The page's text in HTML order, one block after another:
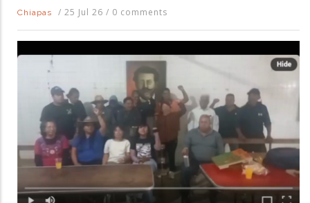
Chiapas
/ 25 Jul 26 / 0 comments